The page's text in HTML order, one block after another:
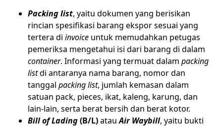
Packing list, yaitu dokumen yang berisikan
rincian spesifikasi barang ekspor sesuai yang
tertera di invoice untuk memudahkan petugas
pemeriksa mengetahui isi dari barang di dalam
container. Informasi yang termuat dalam packing
listdi antaranya nama barang, nomor dan
tanggal packing list, jumlah kemasan dalam
satuan pack, pieces, ikat, kaleng, karung, dan
lain-lain, serta berat bersih dan berat kotor.
Bill of Lading(B/L)atauAir Waybill, yaitu bukti